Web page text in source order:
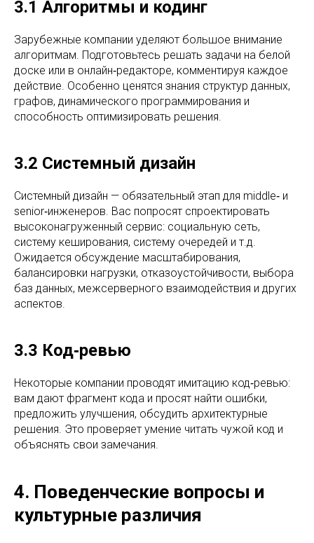
3.1 Алгоритмы и кодинг
Зарубежные компании уделяют большое внимание
алгоритмам. Подготовьтесь решать задачи на белой
доске или в онлайн‑редакторе, комментируя каждое
действие. Особенно ценятся знания структур данных,
графов, динамического программирования и
способность оптимизировать решения.
3.2 Системный дизайн
Системный дизайн — обязательный этап для middle‑ и
senior‑инженеров. Вас попросят спроектировать
высоконагруженный сервис: социальную сеть,
систему кеширования, систему очередей и т.д.
Ожидается обсуждение масштабирования,
балансировки нагрузки, отказоустойчивости, выбора
баз данных, межсерверного взаимодействия и других
аспектов.
3.3 Код‑ревью
Некоторые компании проводят имитацию код‑ревью:
вам дают фрагмент кода и просят найти ошибки,
предложить улучшения, обсудить архитектурные
решения. Это проверяет умение читать чужой код и
объяснять свои замечания.
4. Поведенческие вопросы и
культурные различия